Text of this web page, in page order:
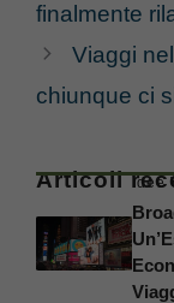
finalmente
Viaggi
chiunque ci
Articoli Idee